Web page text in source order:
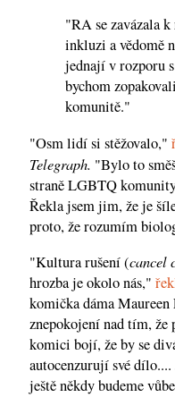
"RA se zavázala
inkluzi a vědomě
jednají v rozporu
bychom
komunitě."
"Osm lidí si stěžovalo,"
Telegraph. "Bylo to
straně LGBTQ
Řekla jsem jim, že je
proto, že rozumím
"Kultura rušení (cancel
hrozba je okolo nás,"
komička dáma Maureen
znepokojení nad tím,
komici bojí, že by se
autocenzurují své
ještě někdy budeme